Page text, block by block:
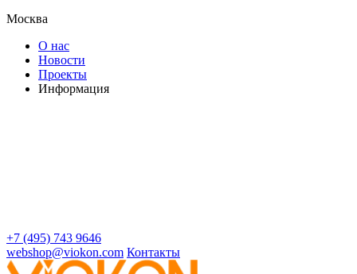
Москва
О нас
Новости
Проекты
Информация
+7 (495) 743 9646
webshop@viokon.com Контакты